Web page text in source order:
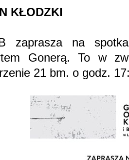
KŁODZKI
zaprasza na
Gonerą. To w
21 bm. o godz.